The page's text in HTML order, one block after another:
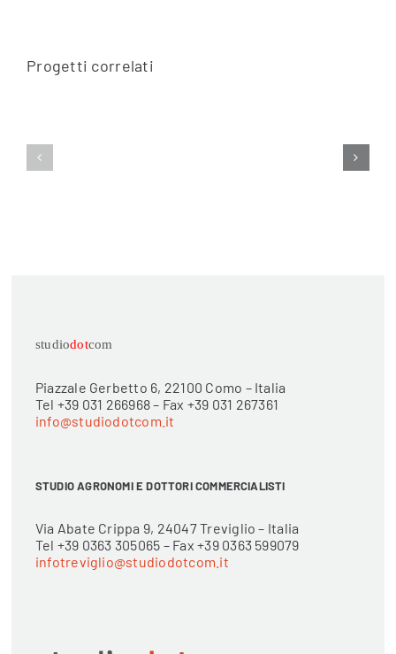
Progetti correlati
studiodotcom
Piazzale Gerbetto 6, 22100 Como – Italia
Tel +39 031 266968 – Fax +39 031 267361
info@studiodotcom.it
STUDIO AGRONOMI E DOTTORI COMMERCIALISTI
Via Abate Crippa 9, 24047 Treviglio – Italia
Tel +39 0363 305065 – Fax +39 0363 599079
infotreviglio@studiodotcom.it